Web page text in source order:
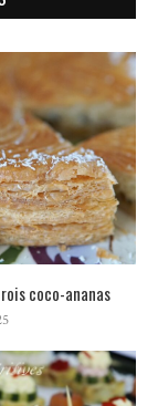
coco-ananas